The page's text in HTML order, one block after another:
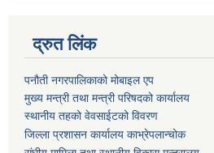
द्रुत लिंक
पनौती नगरपालिकाको मोबाइल एप
मुख्य मन्त्री तथा मन्त्री परिषदको कार्यालय
स्थानीय तहको वेवसाईटको विवरण
जिल्ला प्रशासन कार्यालय काभ्रेपलान्चोक